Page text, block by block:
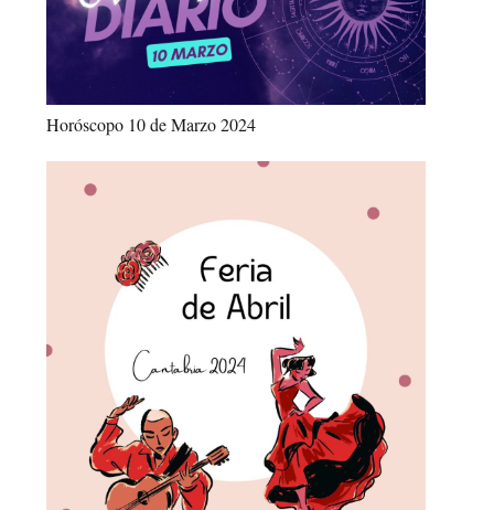
Horóscopo 10 de Marzo 2024